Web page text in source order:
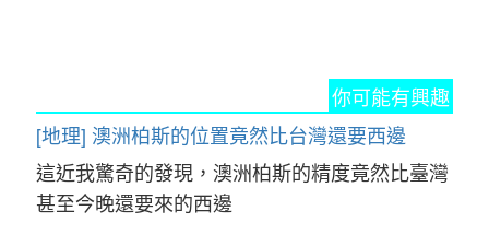
你可能有興趣
[地理] 澳洲柏斯的位置竟然比台灣還要西邊
這近我驚奇的發現，澳洲柏斯的精度竟然比臺灣
甚至今晚還要來的西邊